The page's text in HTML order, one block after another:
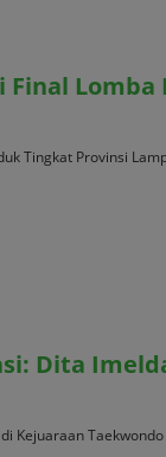
Final
Tingkat Provinsi
Dita
Kejuaraan Taekwondo